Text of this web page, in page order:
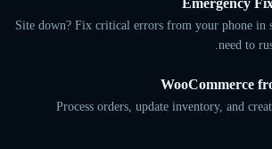
Emergency
Site down? Fix critical errors from your phone in
need to
WooCommerce
Process orders, update inventory, and